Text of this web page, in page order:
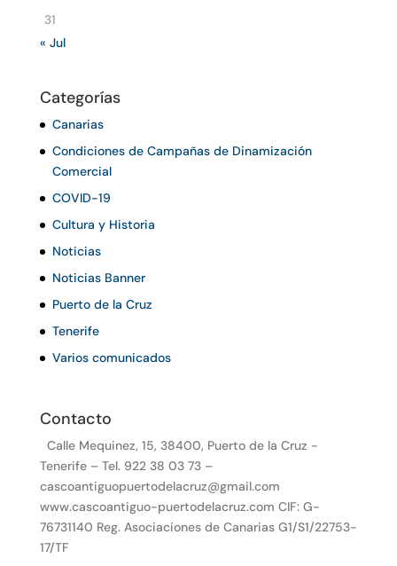
31
« Jul
Categorías
Canarias
Condiciones de Campañas de Dinamización
Comercial
COVID-19
Cultura y Historia
Noticias
Noticias Banner
Puerto de la Cruz
Tenerife
Varios comunicados
Contacto
Calle Mequinez, 15, 38400, Puerto de la Cruz -
Tenerife – Tel. 922 38 03 73 –
cascoantiguopuertodelacruz@gmail.com
www.cascoantiguo-puertodelacruz.com CIF: G-
76731140 Reg. Asociaciones de Canarias G1/S1/22753-
17/TF